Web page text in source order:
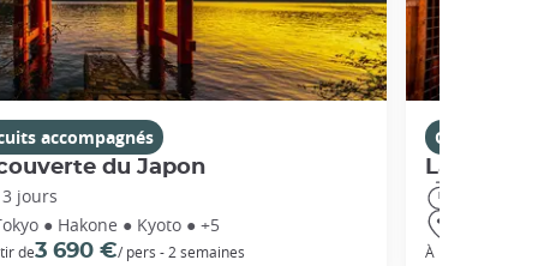
accompagnés
du Japon
jours
● Hakone ● Kyoto ● +5
de3 690 €/ pers - 2 semaines
Circuits
La Route
À partir de